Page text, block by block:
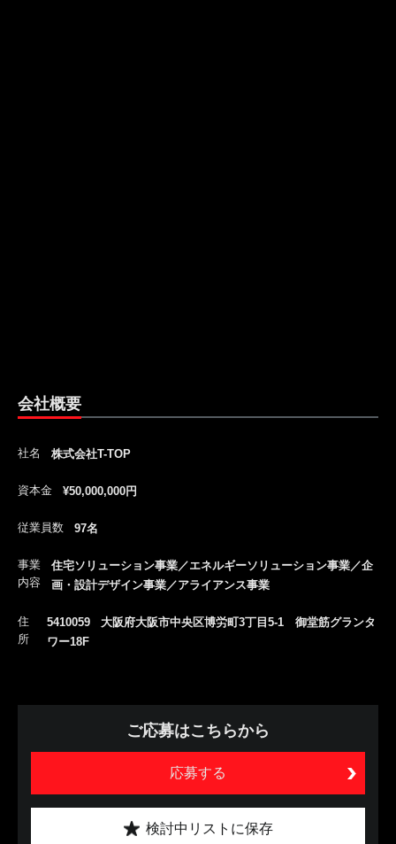
会社概要
社名 株式会社T-TOP
資本金 ¥50,000,000円
従業員数 97名
事業
内容
住宅ソリューション事業／エネルギーソリューション事業／企
画・設計デザイン事業／アライアンス事業
住
所
5410059 大阪府大阪市中央区博労町3丁目5-1 御堂筋グランタ
ワー18F
ご応募はこちらから
応募する
検討中リストに保存